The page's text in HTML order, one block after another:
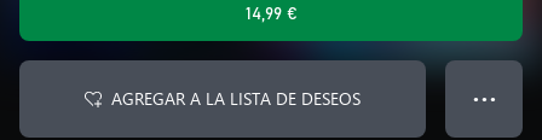
14,99 €
AGREGAR A LA LISTA DE DESEOS ● ● ●